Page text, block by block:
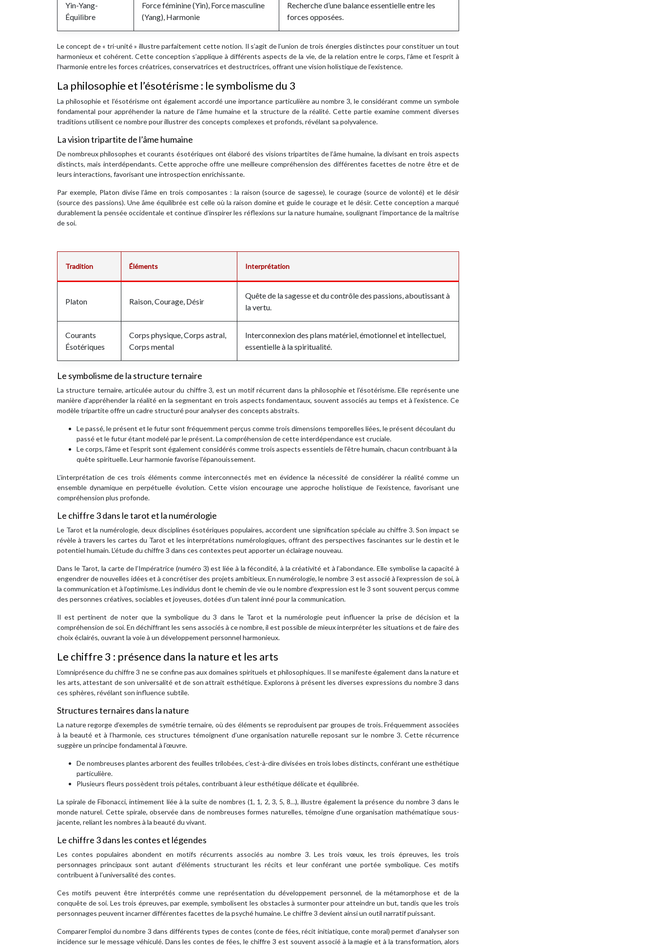
Yin-Yang-
Équilibre
Force féminine (Yin), Force masculine
(Yang), Harmonie
Recherche d’une balance essentielle entre les
forces opposées.
Le concept de « tri-unité » illustre parfaitement cette notion. Il s’agit de l’union de trois énergies distinctes pour constituer un tout
harmonieux et cohérent. Cette conception s’applique à différents aspects de la vie, de la relation entre le corps, l’âme et l’esprit à
l’harmonie entre les forces créatrices, conservatrices et destructrices, offrant une vision holistique de l’existence.
La philosophie et l’ésotérisme : le symbolisme du 3
La philosophie et l’ésotérisme ont également accordé une importance particulière au nombre 3, le considérant comme un symbole
fondamental pour appréhender la nature de l’âme humaine et la structure de la réalité. Cette partie examine comment diverses
traditions utilisent ce nombre pour illustrer des concepts complexes et profonds, révélant sa polyvalence.
La vision tripartite de l’âme humaine
De nombreux philosophes et courants ésotériques ont élaboré des visions tripartites de l’âme humaine, la divisant en trois aspects
distincts, mais interdépendants. Cette approche offre une meilleure compréhension des différentes facettes de notre être et de
leurs interactions, favorisant une introspection enrichissante.
Par exemple, Platon divise l’âme en trois composantes : la raison (source de sagesse), le courage (source de volonté) et le désir
(source des passions). Une âme équilibrée est celle où la raison domine et guide le courage et le désir. Cette conception a marqué
durablement la pensée occidentale et continue d’inspirer les réflexions sur la nature humaine, soulignant l’importance de la maîtrise
de soi.
Tradition Éléments Interprétation
Platon Raison, Courage, Désir
Quête de la sagesse et du contrôle des passions, aboutissant à
la vertu.
Courants
Ésotériques
Corps physique, Corps astral,
Corps mental
Interconnexion des plans matériel, émotionnel et intellectuel,
essentielle à la spiritualité.
Le symbolisme de la structure ternaire
La structure ternaire, articulée autour du chiffre 3, est un motif récurrent dans la philosophie et l’ésotérisme. Elle représente une
manière d’appréhender la réalité en la segmentant en trois aspects fondamentaux, souvent associés au temps et à l’existence. Ce
modèle tripartite offre un cadre structuré pour analyser des concepts abstraits.
Le passé, le présent et le futur sont fréquemment perçus comme trois dimensions temporelles liées, le présent découlant du
passé et le futur étant modelé par le présent. La compréhension de cette interdépendance est cruciale.
Le corps, l’âme et l’esprit sont également considérés comme trois aspects essentiels de l’être humain, chacun contribuant à la
quête spirituelle. Leur harmonie favorise l’épanouissement.
L’interprétation de ces trois éléments comme interconnectés met en évidence la nécessité de considérer la réalité comme un
ensemble dynamique en perpétuelle évolution. Cette vision encourage une approche holistique de l’existence, favorisant une
compréhension plus profonde.
Le chiffre 3 dans le tarot et la numérologie
Le Tarot et la numérologie, deux disciplines ésotériques populaires, accordent une signification spéciale au chiffre 3. Son impact se
révèle à travers les cartes du Tarot et les interprétations numérologiques, offrant des perspectives fascinantes sur le destin et le
potentiel humain. L’étude du chiffre 3 dans ces contextes peut apporter un éclairage nouveau.
Dans le Tarot, la carte de l’Impératrice (numéro 3) est liée à la fécondité, à la créativité et à l’abondance. Elle symbolise la capacité à
engendrer de nouvelles idées et à concrétiser des projets ambitieux. En numérologie, le nombre 3 est associé à l’expression de soi, à
la communication et à l’optimisme. Les individus dont le chemin de vie ou le nombre d’expression est le 3 sont souvent perçus comme
des personnes créatives, sociables et joyeuses, dotées d’un talent inné pour la communication.
Il est pertinent de noter que la symbolique du 3 dans le Tarot et la numérologie peut influencer la prise de décision et la
compréhension de soi. En déchiffrant les sens associés à ce nombre, il est possible de mieux interpréter les situations et de faire des
choix éclairés, ouvrant la voie à un développement personnel harmonieux.
Le chiffre 3 : présence dans la nature et les arts
L’omniprésence du chiffre 3 ne se confine pas aux domaines spirituels et philosophiques. Il se manifeste également dans la nature et
les arts, attestant de son universalité et de son attrait esthétique. Explorons à présent les diverses expressions du nombre 3 dans
ces sphères, révélant son influence subtile.
Structures ternaires dans la nature
La nature regorge d’exemples de symétrie ternaire, où des éléments se reproduisent par groupes de trois. Fréquemment associées
à la beauté et à l’harmonie, ces structures témoignent d’une organisation naturelle reposant sur le nombre 3. Cette récurrence
suggère un principe fondamental à l’œuvre.
De nombreuses plantes arborent des feuilles trilobées, c’est-à-dire divisées en trois lobes distincts, conférant une esthétique
particulière.
Plusieurs fleurs possèdent trois pétales, contribuant à leur esthétique délicate et équilibrée.
La spirale de Fibonacci, intimement liée à la suite de nombres (1, 1, 2, 3, 5, 8…), illustre également la présence du nombre 3 dans le
monde naturel. Cette spirale, observée dans de nombreuses formes naturelles, témoigne d’une organisation mathématique sous-
jacente, reliant les nombres à la beauté du vivant.
Le chiffre 3 dans les contes et légendes
Les contes populaires abondent en motifs récurrents associés au nombre 3. Les trois vœux, les trois épreuves, les trois
personnages principaux sont autant d’éléments structurant les récits et leur conférant une portée symbolique. Ces motifs
contribuent à l’universalité des contes.
Ces motifs peuvent être interprétés comme une représentation du développement personnel, de la métamorphose et de la
conquête de soi. Les trois épreuves, par exemple, symbolisent les obstacles à surmonter pour atteindre un but, tandis que les trois
personnages peuvent incarner différentes facettes de la psyché humaine. Le chiffre 3 devient ainsi un outil narratif puissant.
Comparer l’emploi du nombre 3 dans différents types de contes (conte de fées, récit initiatique, conte moral) permet d’analyser son
incidence sur le message véhiculé. Dans les contes de fées, le chiffre 3 est souvent associé à la magie et à la transformation, alors